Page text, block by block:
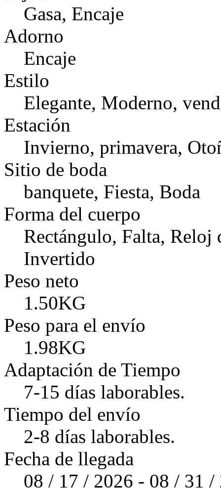
Gasa, Encaje
Adorno
Encaje
Estilo
Elegante, Moderno,
Estación
Invierno, primavera,
Sitio de boda
banquete, Fiesta, Boda
Forma del cuerpo
Rectángulo, Falta, Reloj
Invertido
Peso neto
1.50KG
Peso para el envío
1.98KG
Adaptación de Tiempo
7-15 días laborables.
Tiempo del envío
2-8 días laborables.
Fecha de llegada
08 / 17 / 2026 - 08 / 31 /